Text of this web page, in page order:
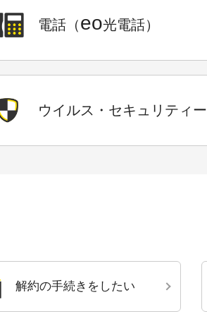
電話（eo光電話）
ウイルス・セキュリティー
解約の手続きをしたい